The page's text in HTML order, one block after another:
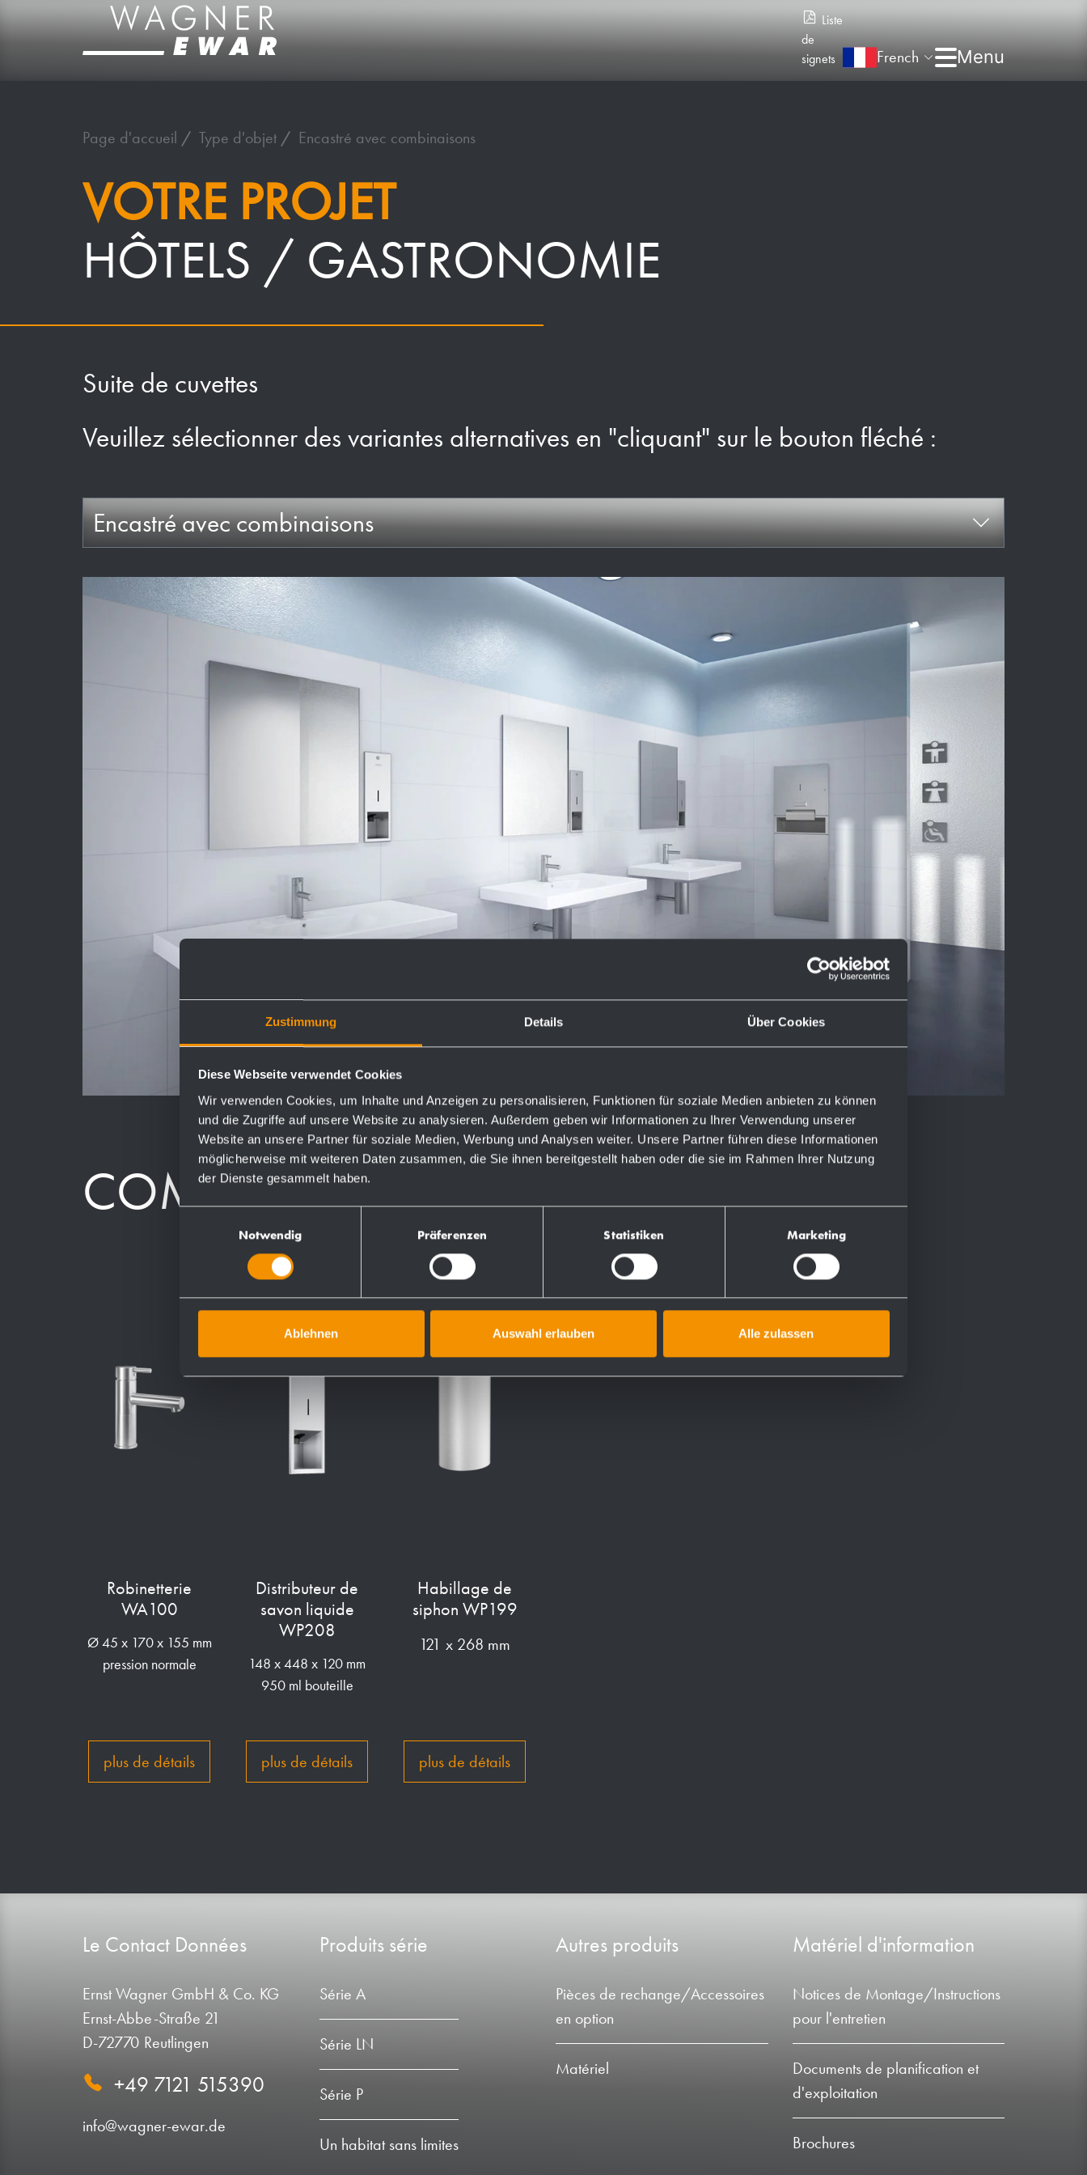
Zustimmung Details Über Cookies
Diese Webseite verwendet Cookies
Wir verwenden Cookies, um Inhalte und Anzeigen zu personalisieren, Funktionen für soziale Medien anbieten zu können
und die Zugriffe auf unsere Website zu analysieren. Außerdem geben wir Informationen zu Ihrer Verwendung unserer
Website an unsere Partner für soziale Medien, Werbung und Analysen weiter. Unsere Partner führen diese Informationen
möglicherweise mit weiteren Daten zusammen, die Sie ihnen bereitgestellt haben oder die sie im Rahmen Ihrer Nutzung
der Dienste gesammelt haben.
Notwendig Präferenzen Statistiken Marketing
Ablehnen Auswahl erlauben Alle zulassen
Liste
de
signets
French
Page d'accueil Type d'objet Encastré avec combinaisons
VOTRE PROJET
HÔTELS / GASTRONOMIE
Suite de cuvettes
Veuillez sélectionner des variantes alternatives en "cliquant" sur le bouton fléché :
Encastré avec combinaisons
COMPOSANTS
Robinetterie
WA100
Ø 45 x 170 x 155 mm
pression normale
plus de détails
Distributeur de
savon liquide
WP208
148 x 448 x 120 mm
950 ml bouteille
plus de détails
Habillage de
siphon WP199
121 x 268 mm
plus de détails
Le Contact Données
Ernst Wagner GmbH & Co. KG
Ernst-Abbe-Straße 21
D-72770 Reutlingen
+49 7121 515390
info@wagner-ewar.de
Produits série
Série A
Série LN
Série P
Un habitat sans limites
Autres produits
Pièces de rechange/Accessoires
en option
Matériel
Matériel d'information
Notices de Montage/Instructions
pour l'entretien
Documents de planification et
d'exploitation
Brochures